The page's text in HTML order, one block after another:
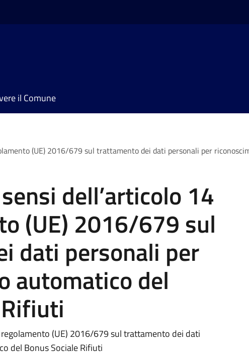
il Comune
(UE) 2016/679 sul trattamento dei dati personali per
dell’articolo 14
(UE) 2016/679 sul
dati personali per
automatico del
(UE) 2016/679 sul trattamento dei dati
del Bonus Sociale Rifiuti